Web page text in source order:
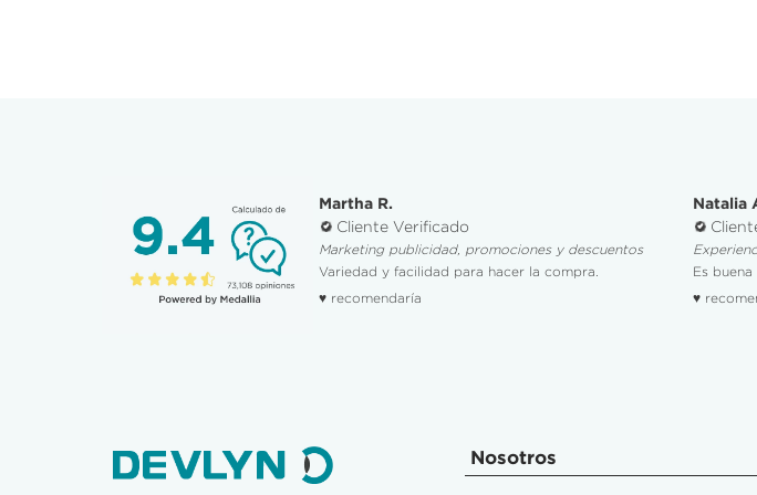
Martha R.
Cliente Verificado
Marketing publicidad, promociones y descuentos
Variedad y facilidad para hacer la compra.
♥ recomendaría
Natalia
Es
♥
Nosotros